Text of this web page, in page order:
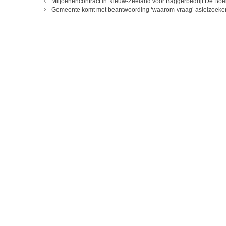
Gemeente komt met beantwoording ‘waarom-vraag’